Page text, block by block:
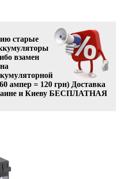
старые
взамен
ампер = 120 грн) Доставка
и Киеву БЕСПЛАТНАЯ